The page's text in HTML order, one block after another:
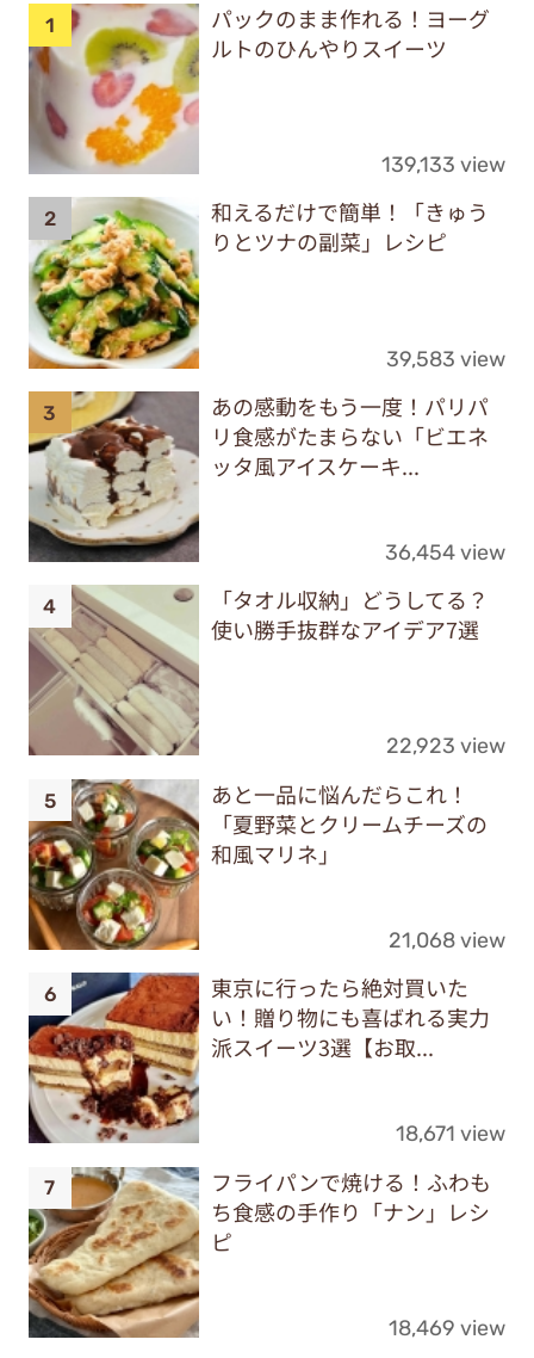
パックのまま作れる！ヨーグ
ルトのひんやりスイーツ
139,133 view
和えるだけで簡単！「きゅう
りとツナの副菜」レシピ
39,583 view
あの感動をもう一度！パリパ
リ食感がたまらない「ビエネ
ッタ風アイスケーキ...
36,454 view
「タオル収納」どうしてる？
使い勝手抜群なアイデア7選
22,923 view
あと一品に悩んだらこれ！
「夏野菜とクリームチーズの
和風マリネ」
21,068 view
東京に行ったら絶対買いた
い！贈り物にも喜ばれる実力
派スイーツ3選【お取...
18,671 view
フライパンで焼ける！ふわも
ち食感の手作り「ナン」レシ
ピ
18,469 view